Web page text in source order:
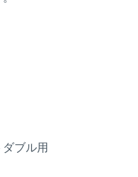
ブル用